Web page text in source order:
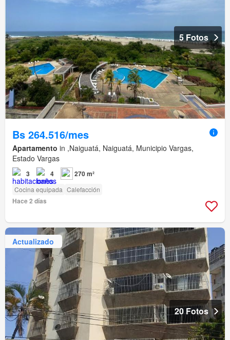
5 Fotos
Bs 264.516/mes
Apartamento in ,Naiguatá, Naiguatá, Municipio Vargas,
Estado Vargas
3 4 270 m²
Cocina equipada Calefacción
Hace 2 días
Actualizado
20 Fotos